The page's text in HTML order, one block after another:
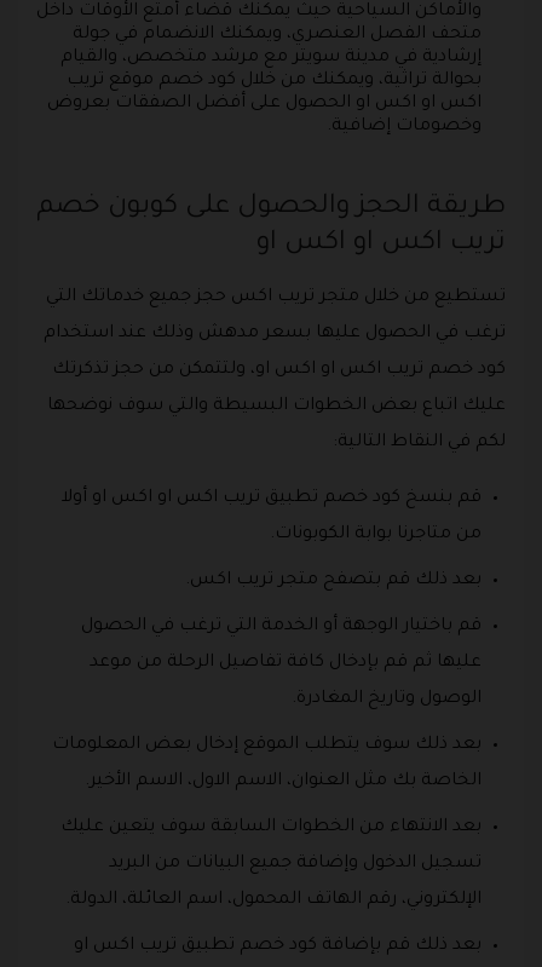
والأماكن السياحية حيث يمكنك قضاء أمتع الأوقات داخل
متحف الفصل العنصري، ويمكنك الانضمام في جولة
إرشادية في مدينة سويتر مع مرشد متخصص، والقيام
بحوالة تراثية، ويمكنك من خلال كود خصم موقع تريب
اكس او اكس او الحصول على أفضل الصفقات بعروض
وخصومات إضافية.
طريقة الحجز والحصول على كوبون خصم
تريب اكس او اكس او
تستطيع من خلال متجر تريب اكس حجز جميع خدماتك التي
ترغب في الحصول عليها بسعر مدهش وذلك عند استخدام
كود خصم تريب اكس او اكس او، ولتتمكن من حجز تذكرتك
عليك اتباع بعض الخطوات البسيطة والتي سوف نوضحها
لكم في النقاط التالية:
قم بنسخ كود خصم تطبيق تريب اكس او اكس او أولا
من متاجرنا بوابة الكوبونات.
بعد ذلك قم بتصفح متجر تريب اكس.
قم باختيار الوجهة أو الخدمة التي ترغب في الحصول
عليها ثم قم بإدخال كافة تفاصيل الرحلة من موعد
الوصول وتاريخ المغادرة.
بعد ذلك سوف يتطلب الموقع إدخال بعض المعلومات
الخاصة بك مثل العنوان، الاسم الاول، الاسم الأخير.
بعد الانتهاء من الخطوات السابقة سوف يتعين عليك
تسجيل الدخول وإضافة جميع البيانات من البريد
الإلكتروني، رقم الهاتف المحمول، اسم العائلة، الدولة.
بعد ذلك قم بإضافة كود خصم تطبيق تريب اكس او